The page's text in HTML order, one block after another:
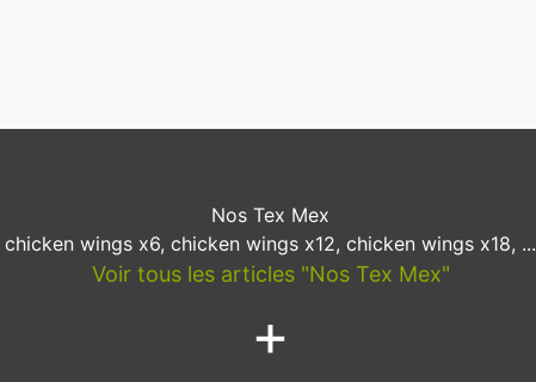
Nos Tex Mex
chicken wings x6, chicken wings x12, chicken wings x18, ...
Voir tous les articles "Nos Tex Mex"
+